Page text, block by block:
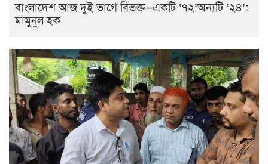
বাংলাদেশ আজ দুই ভাগে বিভক্ত—একটি ‘৭২’অন্যটি ‘২৪’:
মামুনুল হক